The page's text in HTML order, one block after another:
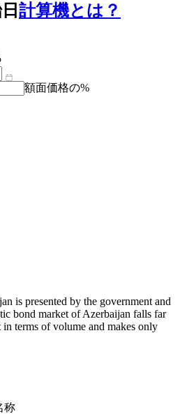
計算機とは？
額面価格の%
is presented by the government and
bond market of Azerbaijan falls far
terms of volume and makes only
称